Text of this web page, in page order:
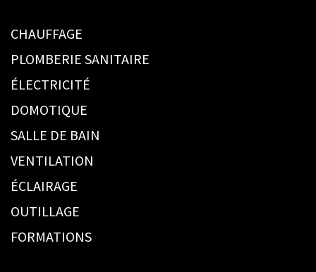
CHAUFFAGE
PLOMBERIE SANITAIRE
ÉLECTRICITÉ
DOMOTIQUE
SALLE DE BAIN
VENTILATION
ÉCLAIRAGE
OUTILLAGE
FORMATIONS